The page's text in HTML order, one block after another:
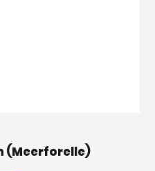
(Meerforelle)